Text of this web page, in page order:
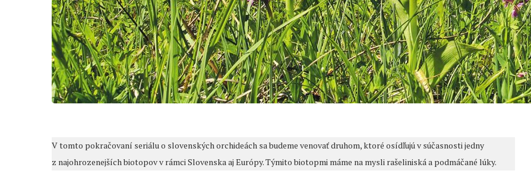
V tomto pokračovaní seriálu o slovenských orchideách sa budeme venovať druhom, ktoré osídľujú v súčasnosti jedny
z najohrozenejších biotopov v rámci Slovenska aj Európy. Týmito biotopmi máme na mysli rašeliniská a podmáčané lúky.